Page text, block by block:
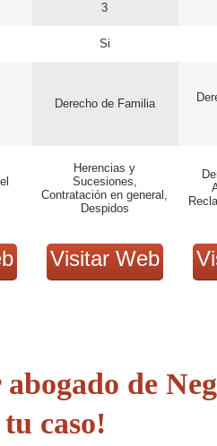
3
Si
Derecho de Familia
Herencias y
Sucesiones,
Contratación en general,
Despidos
Visitar Web
de
caso!